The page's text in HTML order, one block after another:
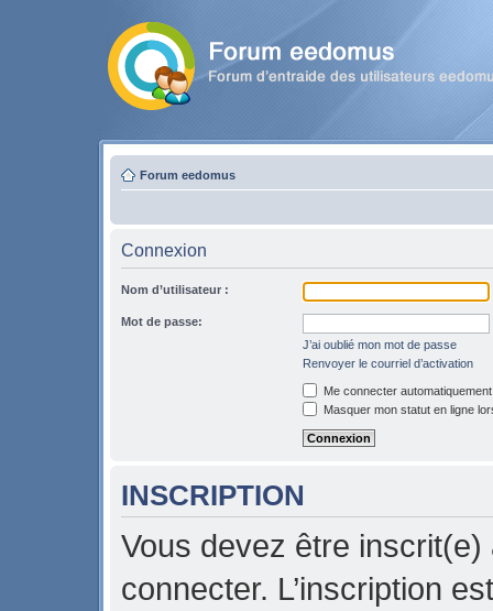
Forum eedomus
Connexion
Nom d’utilisateur :
Mot de passe:
J’ai oublié mon mot de passe
Renvoyer le courriel d’activation
Me connecter
Masquer mon statut en ligne
INSCRIPTION
Vous devez être
connecter. L’inscription